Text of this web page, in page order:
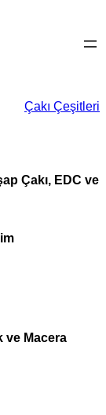
Çakı Çeşitleri
Çakı, EDC ve
ve Macera